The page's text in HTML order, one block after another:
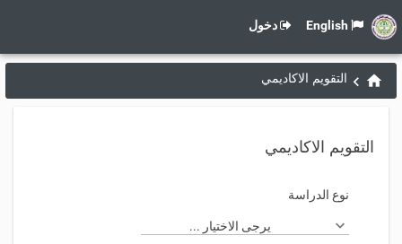
دخول
التقويم الاكاديمي
التقويم الاكاديمي
نوع الدراسة
يرجى الاختيار ...